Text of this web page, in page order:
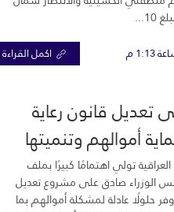
اكمل القراءة
تعديل قانون رعاية
أموالهم وتنميتها
تولي اهتمامًا كبيرًا بملف
الوزراء صادق على مشروع تعديل
حلولًا عادلة لمشكلة أموالهم بما